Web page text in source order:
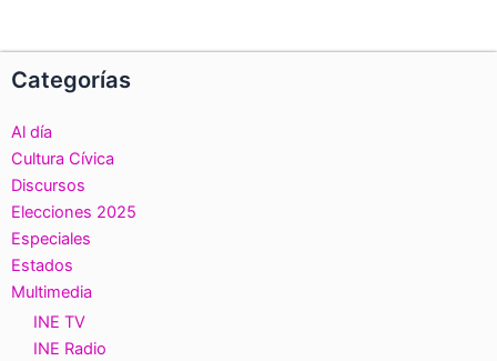
Categorías
Al día
Cultura Cívica
Discursos
Elecciones 2025
Especiales
Estados
Multimedia
INE TV
INE Radio